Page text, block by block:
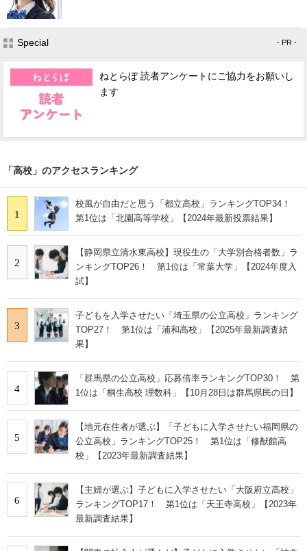
Special - PR -
ねとらぼ 読者アンケートにご協力をお願いし
ます
「高校」のアクセスランキング
1
校風が自由だと思う「都立高校」ランキングTOP34！
第1位は「北園高等学校」【2024年最新投票結果】
2
【静岡県立清水東高校】現役生の「大学別合格者数」ラ
ンキングTOP26！ 第1位は「常葉大学」【2024年度入
試】
3
子どもを入学させたい「埼玉県の公立高校」ランキング
TOP27！ 第1位は「浦和高校」【2025年最新調査結
果】
4
「群馬県の公立高校」応募倍率ランキングTOP30！ 第
1位は「桐生高校 理数科」【10月28日は群馬県民の日】
5
【地元在住者が選ぶ】「子どもに入学させたい福岡県の
公立高校」ランキングTOP25！ 第1位は「修猷館高
校」【2023年最新調査結果】
6
【主婦が選ぶ】子どもに入学させたい「大阪府立高校」
ランキングTOP17！ 第1位は「天王寺高校」【2023年
最新調査結果】